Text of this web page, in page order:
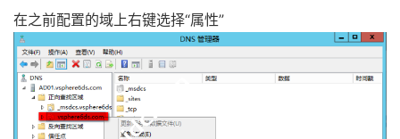
在之前配置的域上右键选择“属性”